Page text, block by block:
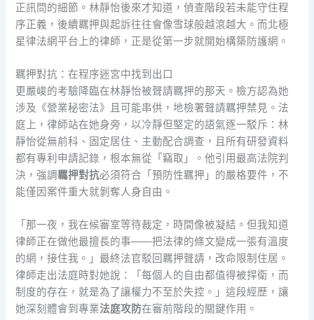
正訊問的細節。林靜怡後來才知道，偵查階段若未能守住程
序正義，後續羈押與起訴往往會像雪球般越滾越大。而北極
星律法網平台上的律師，正是從第一步就開始構築防護網。
羈押對抗：在程序迷宮中找到出口
更嚴峻的考驗降臨在林靜怡被聲請羈押的那天。檢方認為她
涉及《營業秘密法》且可能串供，地檢署聲請羈押禁見。法
庭上，律師站在她身旁，以冷靜但堅定的語氣逐一駁斥：林
靜怡從無前科、固定居住、主動配合調查，且所有研發資料
都有專利申請記錄，根本無從「竊取」。他引用最高法院判
決，強調羈押對抗必須符合「預防性羈押」的嚴格要件，不
能僅因案件重大就剝奪人身自由。
「那一夜，我在候審室等待裁定，時間像被凝結。但我知道
律師正在做他最擅長的事——把法律的條文變成一張有溫度
的網，接住我。」最終法官駁回羈押聲請，改命限制住居。
律師走出法庭時對她說：「每個人的自由都值得被捍衛，而
制度的存在，就是為了讓權力不至於失控。」這段經歷，讓
她深刻體會到專業法庭攻防在審前階段的關鍵作用。